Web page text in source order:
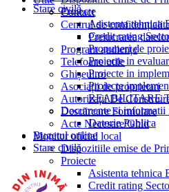
Stare civilă
Proiecte
Asistenta tehnica
Credit rating
Propuneri de
Proiecte in
Proiecte in
Proiecte
REABILITARE
Documente si informatii
Datorie Publica
Bugetul online
Stare civilă
Contact
Centrul de
Prelucrarea
Program audiențe
Telefoane utile
Ghișeul.ro
Asociații de proprietari
Autorizații De
Descărcare Formulare
Acte Necesare/Ghid
Monitor oficial local
Dispozitiile emise de
Proiecte
Asistenta tehnica
Credit rating